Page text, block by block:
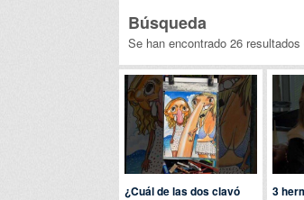
Búsqueda
Se han encontrado 26
¿Cuál de las dos clavó
3